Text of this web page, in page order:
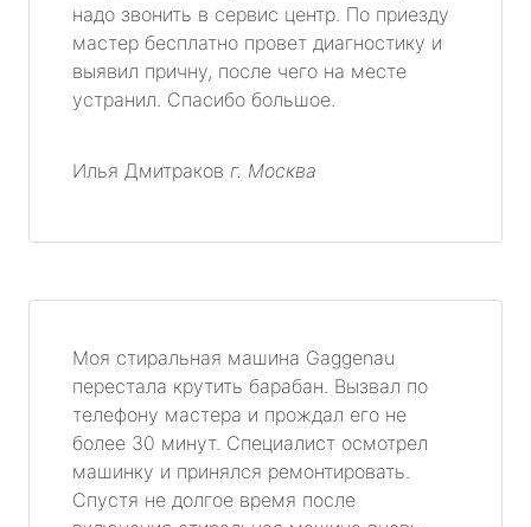
надо звонить в сервис центр. По приезду
мастер бесплатно провет диагностику и
выявил причну, после чего на месте
устранил. Спасибо большое.
Илья Дмитраков г. Москва
Моя стиральная машина Gaggenau
перестала крутить барабан. Вызвал по
телефону мастера и прождал его не
более 30 минут. Специалист осмотрел
машинку и принялся ремонтировать.
Спустя не долгое время после